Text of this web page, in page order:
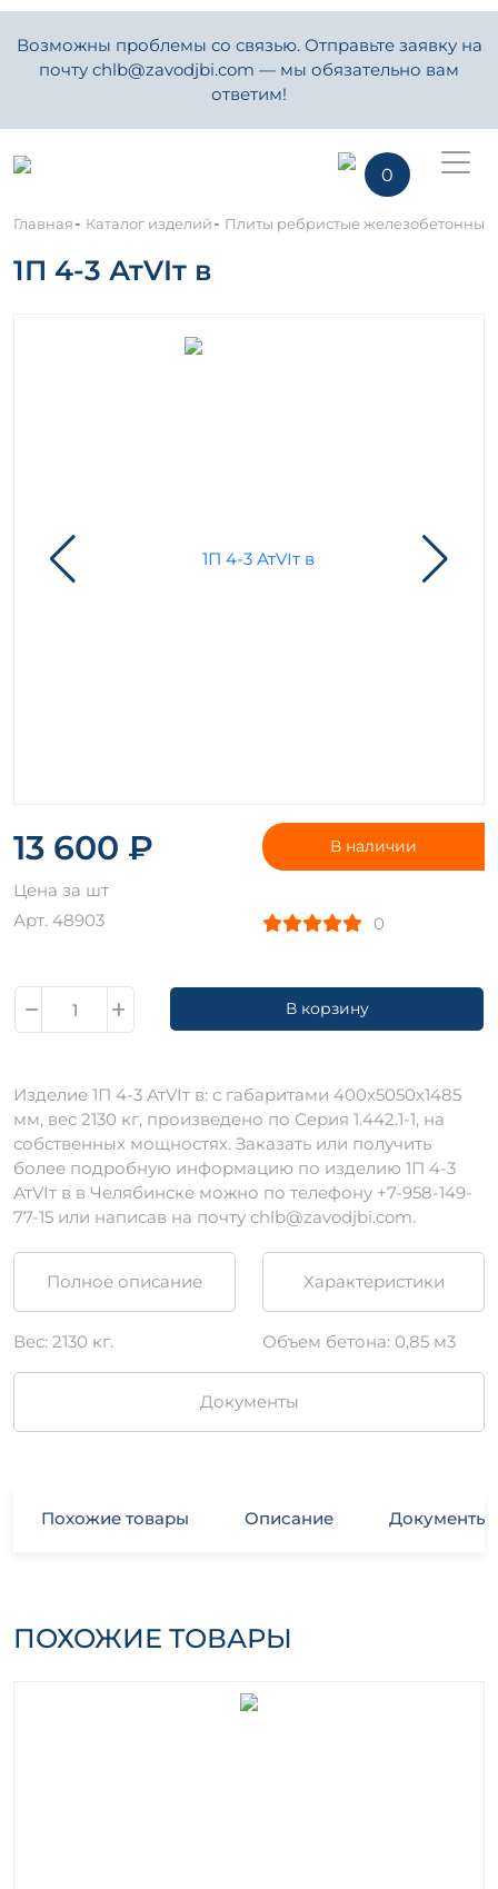
Возможны проблемы со связью. Отправьте заявку на
почту chlb@zavodjbi.com — мы обязательно вам
ответим!
0
Главная- Каталог изделий- Плиты ребристые железобетонные
1П 4-3 АтVIт в
13 600 ₽
Цена за шт
Арт. 48903
В наличии
0
В корзину
Изделие 1П 4-3 АтVIт в: c габаритами 400х5050х1485
мм, вес 2130 кг, произведено по Серия 1.442.1-1, на
собственных мощностях. Заказать или получить
более подробную информацию по изделию 1П 4-3
АтVIт в в Челябинске можно по телефону +7-958-149-
77-15 или написав на почту chlb@zavodjbi.com.
Полное описание Характеристики
Вес: 2130 кг. Объем бетона: 0,85 м3
Документы
Похожие товары Описание Документы
ПОХОЖИЕ ТОВАРЫ